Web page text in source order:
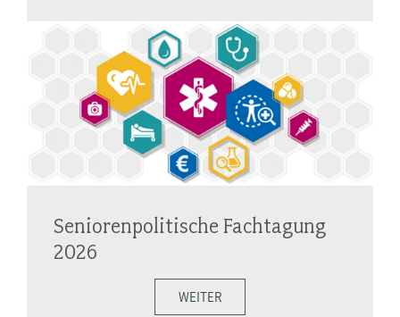
Seniorenpolitische Fachtagung
2026
WEITER